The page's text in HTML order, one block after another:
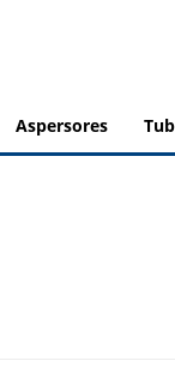
aspersores